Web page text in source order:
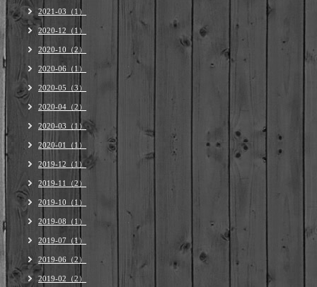
2021-03（1）
2020-12（1）
2020-10（2）
2020-06（1）
2020-05（3）
2020-04（2）
2020-03（1）
2020-01（1）
2019-12（1）
2019-11（2）
2019-10（1）
2019-08（1）
2019-07（1）
2019-06（2）
2019-02（2）